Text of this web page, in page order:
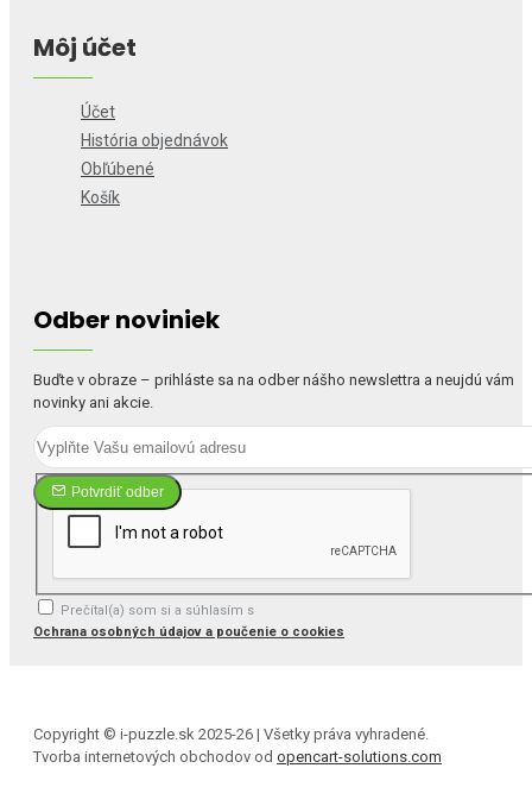
Môj účet
Účet
História objednávok
Obľúbené
Košík
Odber noviniek
Buďte v obraze – prihláste sa na odber nášho newslettra a neujdú vám
novinky ani akcie.
Potvrdiť odber
Prečítal(a) som si a súhlasím s
Ochrana osobných údajov a poučenie o cookies
Copyright © i-puzzle.sk 2025-26 | Všetky práva vyhradené.
Tvorba internetových obchodov od opencart-solutions.com